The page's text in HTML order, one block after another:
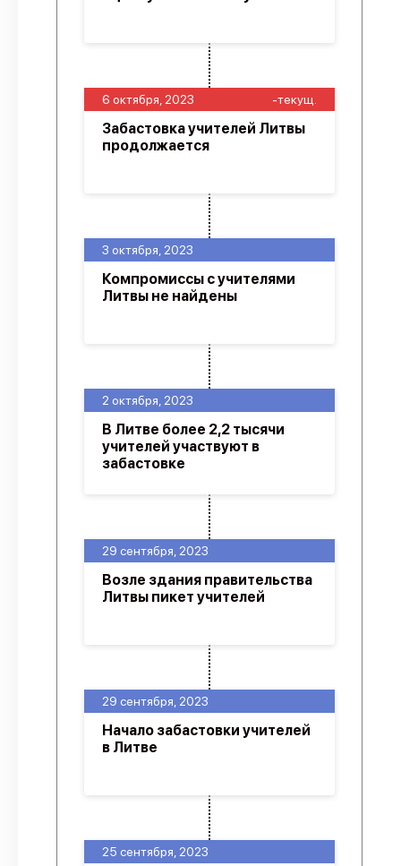
25 сентября, 2023
29 сентября, 2023
Начало забастовки учителей
в Литве
29 сентября, 2023
Возле здания правительства
Литвы пикет учителей
2 октября, 2023
В Литве более 2,2 тысячи
учителей участвуют в
забастовке
3 октября, 2023
Компромиссы с учителями
Литвы не найдены
6 октября, 2023 -текущ.
Забастовка учителей Литвы
продолжается